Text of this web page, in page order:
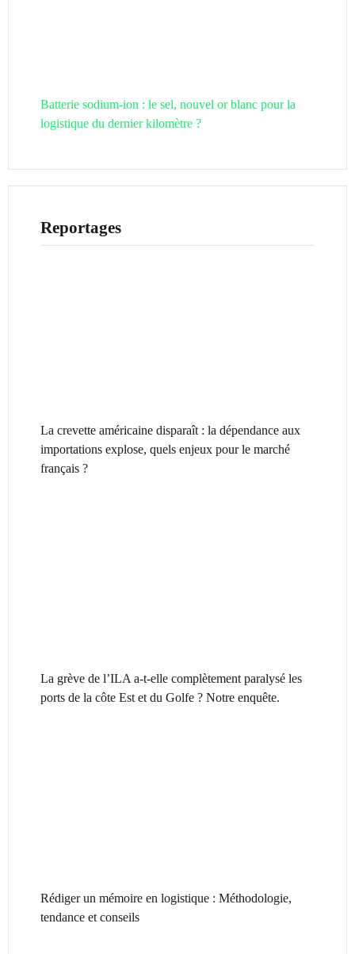
Batterie sodium-ion : le sel, nouvel or blanc pour la
logistique du dernier kilomètre ?
Reportages
La crevette américaine disparaît : la dépendance aux
importations explose, quels enjeux pour le marché
français ?
La grève de l’ILA a-t-elle complètement paralysé les
ports de la côte Est et du Golfe ? Notre enquête.
Rédiger un mémoire en logistique : Méthodologie,
tendance et conseils